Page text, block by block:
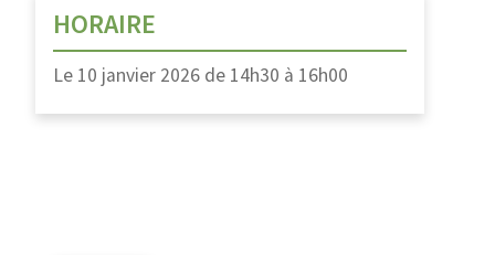
HORAIRE
Le 10 janvier 2026 de 14h30 à 16h00